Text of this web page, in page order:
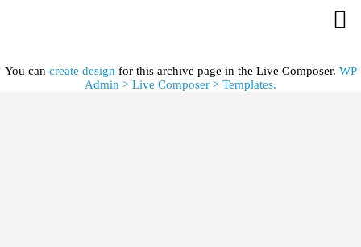
You can create design for this archive page in the Live Composer. WP
Admin > Live Composer > Templates.